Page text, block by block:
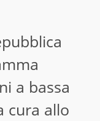
a bassa
cura allo